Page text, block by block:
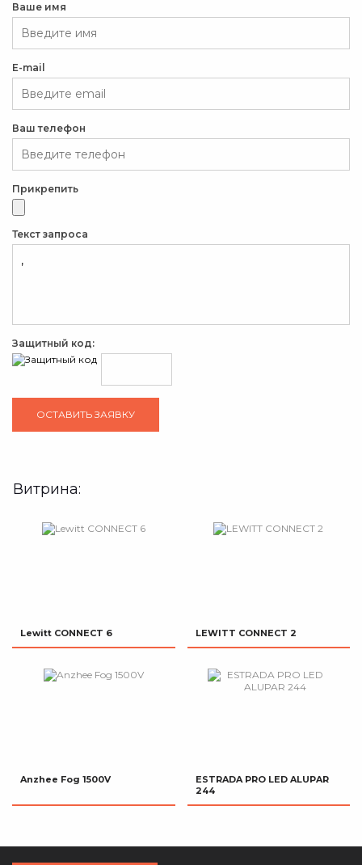
Ваше имя
E-mail
Ваш телефон
Прикрепить
Текст запроса
Защитный код:
Витрина:
Lewitt CONNECT 6 LEWITT CONNECT 2
Anzhee Fog 1500V
ESTRADA PRO LED ALUPAR
244